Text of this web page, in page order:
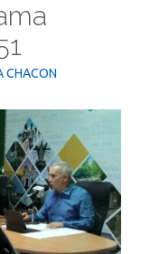
CHACON